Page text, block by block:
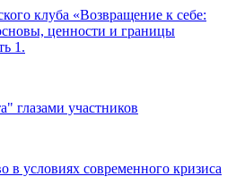
клуба «Возвращение к себе:
ценности и границы
1.
глазами участников
в условиях современного кризиса